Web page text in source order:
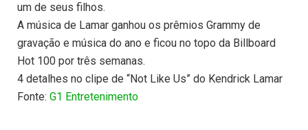
um de seus filhos.
A música de Lamar ganhou os prêmios Grammy de
gravação e música do ano e ficou no topo da Billboard
Hot 100 por três semanas.
4 detalhes no clipe de “Not Like Us” do Kendrick Lamar
Fonte: G1 Entretenimento